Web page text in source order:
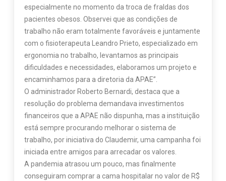
especialmente no momento da troca de fraldas dos
pacientes obesos. Observei que as condições de
trabalho não eram totalmente favoráveis e juntamente
com o fisioterapeuta Leandro Prieto, especializado em
ergonomia no trabalho, levantamos as principais
dificuldades e necessidades, elaboramos um projeto e
encaminhamos para a diretoria da APAE”.
O administrador Roberto Bernardi, destaca que a
resolução do problema demandava investimentos
financeiros que a APAE não dispunha, mas a instituição
está sempre procurando melhorar o sistema de
trabalho, por iniciativa do Claudemir, uma campanha foi
iniciada entre amigos para arrecadar os valores.
A pandemia atrasou um pouco, mas finalmente
conseguiram comprar a cama hospitalar no valor de R$